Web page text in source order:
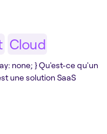
Cloud
none; } Qu'est-ce qu'un
une solution SaaS